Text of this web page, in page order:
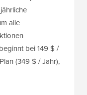
alle
bei 149 $ /
(349 $ / Jahr),